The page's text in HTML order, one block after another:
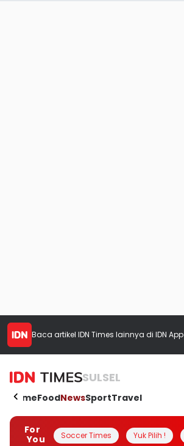
Baca artikel IDN Times lainnya di IDN App
SULSEL
HomeFoodNewsSportTravel
For
You
Soccer Times Yuk Pilih !